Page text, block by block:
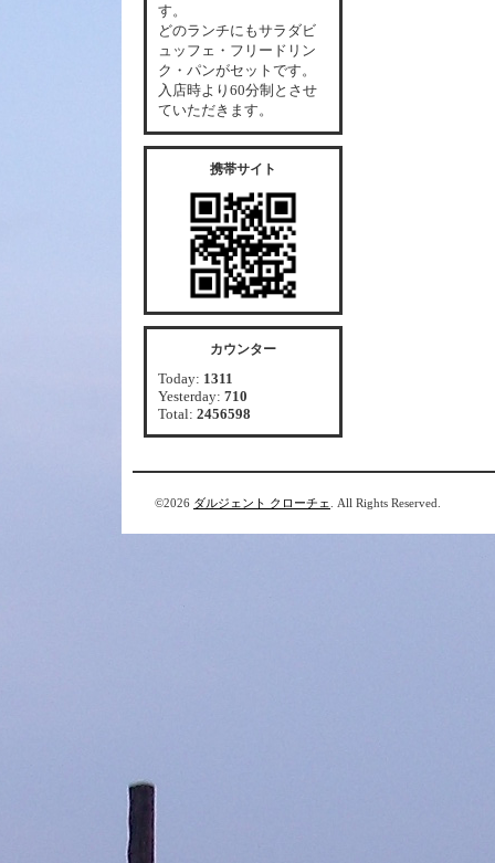
す。
どのランチにもサラダビ
ュッフェ・フリードリン
ク・パンがセットです。
入店時より60分制とさせ
ていただきます。
携帯サイト
カウンター
Today: 1311
Yesterday: 710
Total: 2456598
©2026 ダルジェント クローチェ . All Rights Reserved.